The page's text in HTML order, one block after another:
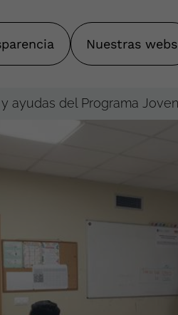
Nuestras webs
ayudas del Programa